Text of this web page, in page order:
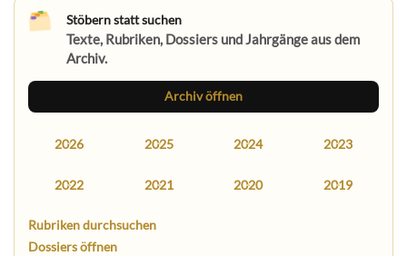
Stöbern statt suchen
Texte, Rubriken, Dossiers und Jahrgänge aus dem
Archiv.
Archiv öffnen
2026 2025 2024 2023
2022 2021 2020 2019
Rubriken durchsuchen
Dossiers öffnen